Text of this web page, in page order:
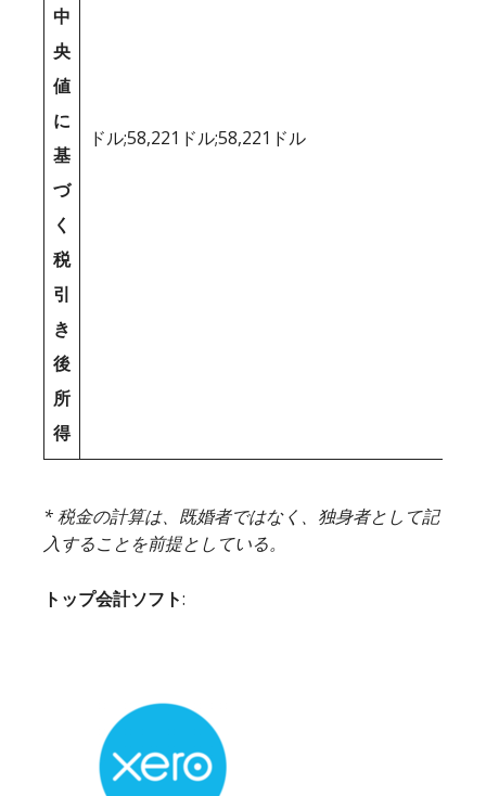
中
央
値
に
基
づ
く
税
引
き
後
所
得
ドル;58,221ドル;58,221ドル
* 税金の計算は、既婚者ではなく、独身者として記
入することを前提としている。
トップ会計ソフト: